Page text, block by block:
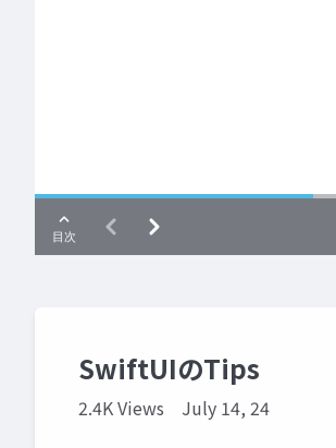
SwiftUIのTips
2.4K Views July 14, 24